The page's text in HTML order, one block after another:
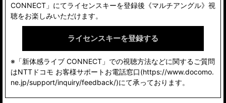
CONNECT」にてライセンスキーを登録後《マルチアングル》視
聴をお楽しみいただけます。
ライセンスキーを登録する
※「新体感ライブ CONNECT」での視聴方法などに関するご質問
はNTTドコモ お客様サポート お電話窓口(https://www.docomo.
ne.jp/support/inquiry/feedback/)にて承っております。